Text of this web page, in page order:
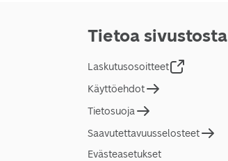
Tietoa sivustosta
Laskutusosoitteet
Käyttöehdot
Tietosuoja
Saavutettavuusselosteet
Evästeasetukset